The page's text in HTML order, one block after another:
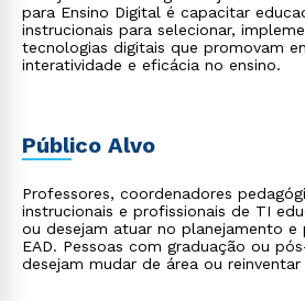
para Ensino Digital é capacitar
instrucionais para selecionar,
tecnologias digitais que promovam
interatividade e eficácia no ensino.
Público Alvo
Professores, coordenadores
instrucionais e profissionais de TI
ou desejam atuar no planejamento e
EAD. Pessoas com graduação ou
desejam mudar de área ou reinventar